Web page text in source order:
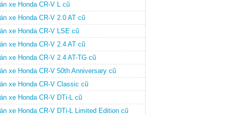
xe Honda CR-V L cũ
xe Honda CR-V 2.0 AT cũ
xe Honda CR-V LSE cũ
xe Honda CR-V 2.4 AT cũ
xe Honda CR-V 2.4 AT-TG cũ
xe Honda CR-V 50th Anniversary cũ
xe Honda CR-V Classic cũ
xe Honda CR-V DTi-L cũ
xe Honda CR-V DTi-L Limited Edition cũ